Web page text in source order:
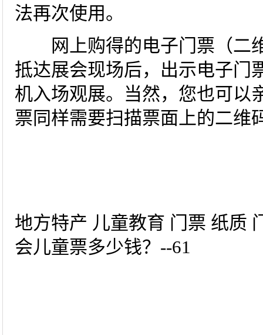
法再次使用。
网上购得的电子门票（二
抵达展会现场后，出示电子门
机入场观展。当然，您也可以
票同样需要扫描票面上的二维
地方特产 儿童教育 门票 纸质
会儿童票多少钱？--61